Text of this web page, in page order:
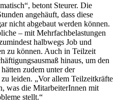
betont Steurer. Die
angehäuft, dass diese
nicht abgebaut werden können.
– mit Mehrfachbelastungen
halbwegs Job und
zu können. Auch in Teilzeit
hinaus, um den
zudem unter der
leiden. „Vor allem Teilzeitkräfte
was die MitarbeiterInnen mit
stellt.“